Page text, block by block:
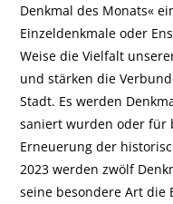
Denkmal des Monats«
Einzeldenkmale oder
Weise die Vielfalt
und stärken die
Stadt. Es werden
saniert wurden oder für
Erneuerung der
2023 werden zwölf
seine besondere Art